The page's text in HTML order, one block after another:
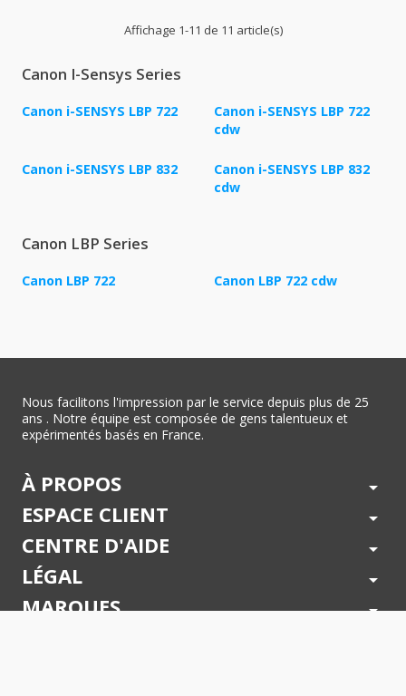
Affichage 1-11 de 11 article(s)
Canon I-Sensys Series
Canon i-SENSYS LBP 722
Canon i-SENSYS LBP 722
cdw
Canon i-SENSYS LBP 832
Canon i-SENSYS LBP 832
cdw
Canon LBP Series
Canon LBP 722 Canon LBP 722 cdw
Nous facilitons l'impression par le service depuis plus de 25
ans . Notre équipe est composée de gens talentueux et
expérimentés basés en France.
À PROPOS arrow_drop_down
ESPACE CLIENT arrow_drop_down
CENTRE D'AIDE arrow_drop_down
LÉGAL arrow_drop_down
MARQUES arrow_drop_down